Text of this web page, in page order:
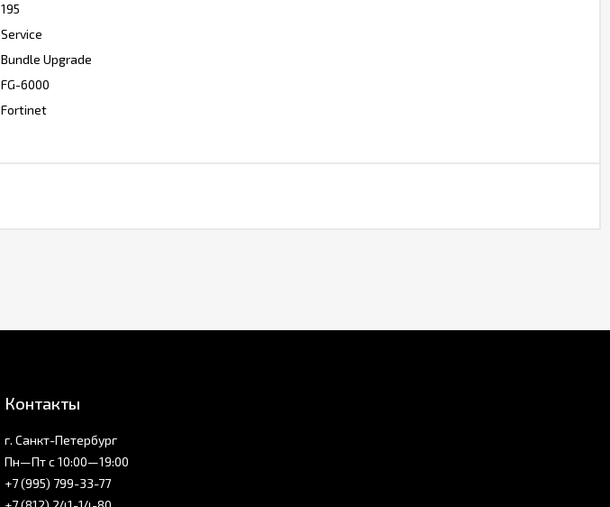
195
Service
Bundle Upgrade
FG-6000
Fortinet
Контакты
г. Санкт-Петербург
Пн—Пт с 10:00—19:00
+7 (995) 799-33-77